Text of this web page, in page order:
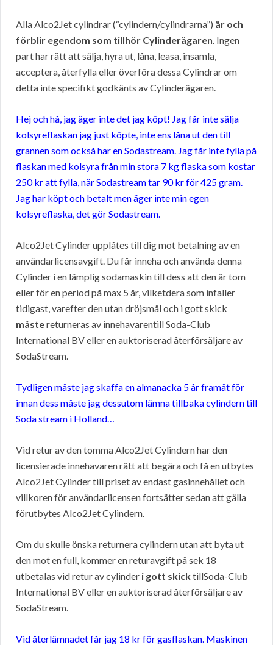
Alla Alco2Jet cylindrar (“cylindern/cylindrarna”) är och
förblir egendom som tillhör Cylinderägaren. Ingen
part har rätt att sälja, hyra ut, låna, leasa, insamla,
acceptera, återfylla eller överföra dessa Cylindrar om
detta inte specifikt godkänts av Cylinderägaren.
Hej och hå, jag äger inte det jag köpt! Jag får inte sälja
kolsyreflaskan jag just köpte, inte ens låna ut den till
grannen som också har en Sodastream. Jag får inte fylla på
flaskan med kolsyra från min stora 7 kg flaska som kostar
250 kr att fylla, när Sodastream tar 90 kr för 425 gram.
Jag har köpt och betalt men äger inte min egen
kolsyreflaska, det gör Sodastream.
Alco2Jet Cylinder upplåtes till dig mot betalning av en
användarlicensavgift. Du får inneha och använda denna
Cylinder i en lämplig sodamaskin till dess att den är tom
eller för en period på max 5 år, vilketdera som infaller
tidigast, varefter den utan dröjsmål och i gott skick
måstereturneras av innehavarentill Soda-Club
International BV eller en auktoriserad återförsäljare av
SodaStream.
Tydligen måste jag skaffa en almanacka 5 år framåt för
innan dess måste jag dessutom lämna tillbaka cylindern till
Soda stream i Holland…
Vid retur av den tomma Alco2Jet Cylindern har den
licensierade innehavaren rätt att begära och få en utbytes
Alco2Jet Cylinder till priset av endast gasinnehållet och
villkoren för användarlicensen fortsätter sedan att gälla
förutbytes Alco2Jet Cylindern.
Om du skulle önska returnera cylindern utan att byta ut
den mot en full, kommer en returavgift på sek 18
utbetalas vid retur av cylinder i gott skicktillSoda-Club
International BV eller en auktoriserad återförsäljare av
SodaStream.
Vid återlämnadet får jag 18 kr för gasflaskan. Maskinen